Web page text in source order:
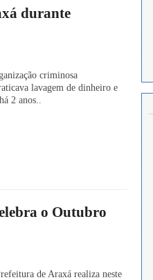
durante
criminosa
lavagem de dinheiro e
2 anos..
o Outubro
de Araxá realiza neste